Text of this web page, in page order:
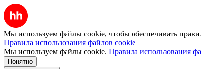
Мы используем файлы cookie, чтобы обеспечивать
Правила использования файлов cookie
Мы используем файлы cookie. Правила использования
Понятно